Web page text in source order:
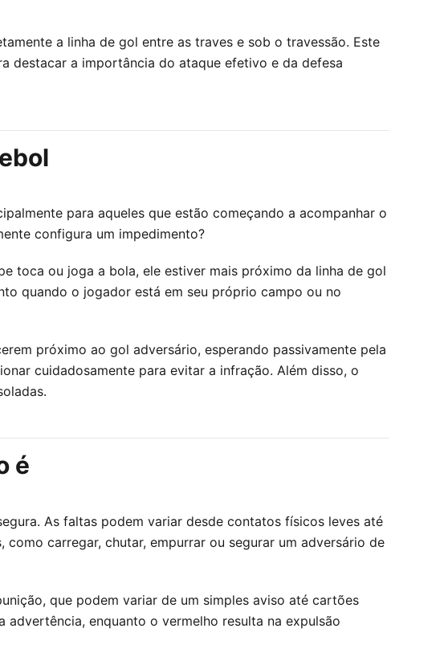
a linha de gol entre as traves e sob o travessão. Este
destacar a importância do ataque efetivo e da defesa
para aqueles que estão começando a acompanhar o
configura um impedimento?
toca ou joga a bola, ele estiver mais próximo da linha de gol
quando o jogador está em seu próprio campo ou no
próximo ao gol adversário, esperando passivamente pela
cuidadosamente para evitar a infração. Além disso, o
é
As faltas podem variar desde contatos físicos leves até
carregar, chutar, empurrar ou segurar um adversário de
que podem variar de um simples aviso até cartões
enquanto o vermelho resulta na expulsão